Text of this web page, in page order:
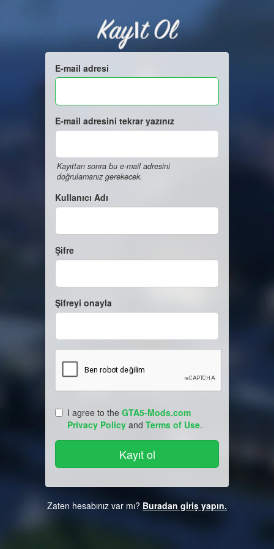
Kayıt Ol
E-mail adresi
E-mail adresini tekrar yazınız
Kayıttan sonra bu e-mail adresini
doğrulamanız gerekecek.
Kullanıcı Adı
Şifre
Şifreyi onayla
I agree to the GTA5-Mods.com
Privacy Policy and Terms of Use.
Zaten hesabınız var mı? Buradan giriş yapın.